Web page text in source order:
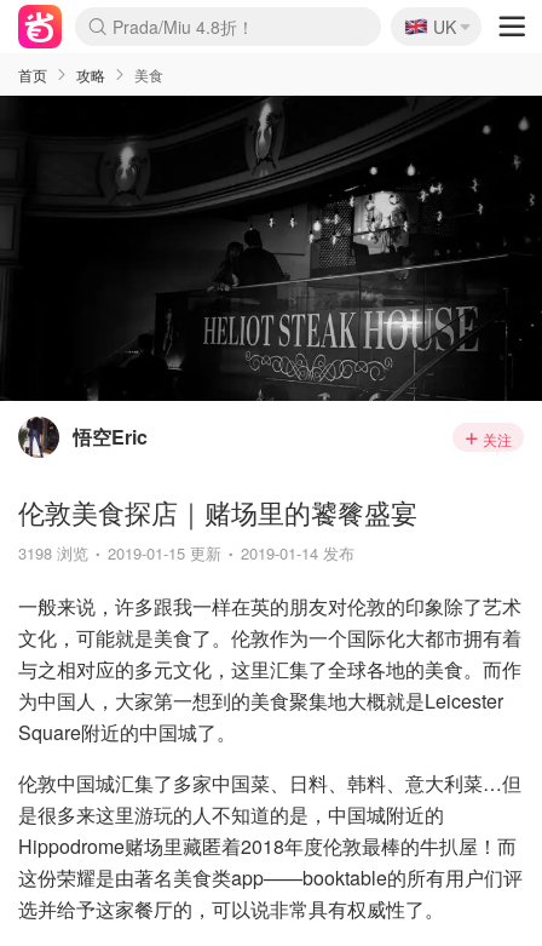
麦卢卡蜂蜜夏促！个位数！
Prada/Miu 4.8折！
啥？必胜客披萨5折！
🇬🇧
UK
首页 攻略 美食
悟空Eric 关注
伦敦美食探店｜赌场里的饕餮盛宴
3198 浏览 2019-01-15 更新 2019-01-14 发布
一般来说，许多跟我一样在英的朋友对伦敦的印象除了艺术
文化，可能就是美食了。伦敦作为一个国际化大都市拥有着
与之相对应的多元文化，这里汇集了全球各地的美食。而作
为中国人，大家第一想到的美食聚集地大概就是Leicester
Square附近的中国城了。
伦敦中国城汇集了多家中国菜、日料、韩料、意大利菜…但
是很多来这里游玩的人不知道的是，中国城附近的
Hippodrome赌场里藏匿着2018年度伦敦最棒的牛扒屋！而
这份荣耀是由著名美食类app——booktable的所有用户们评
选并给予这家餐厅的，可以说非常具有权威性了。